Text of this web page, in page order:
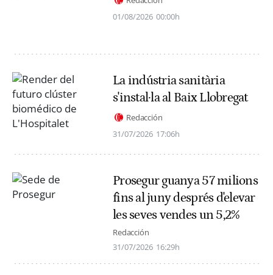
01/08/2026 00:00h
La indústria sanitària
s'instal·la al Baix Llobregat
Redacción
31/07/2026 17:06h
Prosegur guanya 57 milions
fins al juny després d'elevar
les seves vendes un 5,2%
Redacción
31/07/2026 16:29h